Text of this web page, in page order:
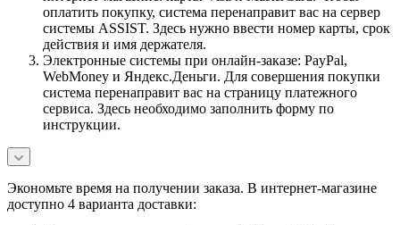
оплатить покупку, система перенаправит вас на сервер
системы ASSIST. Здесь нужно ввести номер карты, срок
действия и имя держателя.
Электронные системы при онлайн-заказе: PayPal,
WebMoney и Яндекс.Деньги. Для совершения покупки
система перенаправит вас на страницу платежного
сервиса. Здесь необходимо заполнить форму по
инструкции.
Экономьте время на получении заказа. В интернет-магазине
доступно 4 варианта доставки: